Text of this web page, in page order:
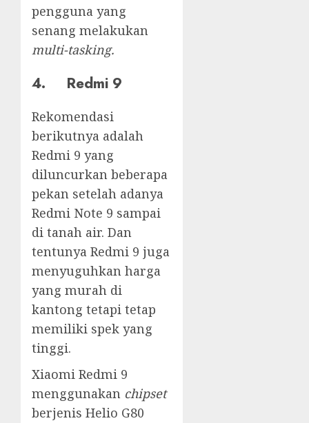
pengguna yang
senang melakukan
multi-tasking.
4. Redmi 9
Rekomendasi
berikutnya adalah
Redmi 9 yang
diluncurkan beberapa
pekan setelah adanya
Redmi Note 9 sampai
di tanah air. Dan
tentunya Redmi 9 juga
menyuguhkan harga
yang murah di
kantong tetapi tetap
memiliki spek yang
tinggi.
Xiaomi Redmi 9
menggunakan chipset
berjenis Helio G80